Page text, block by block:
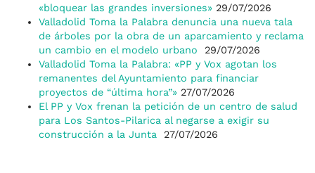
«bloquear las grandes inversiones» 29/07/2026
Valladolid Toma la Palabra denuncia una nueva tala
de árboles por la obra de un aparcamiento y reclama
un cambio en el modelo urbano
29/07/2026
Valladolid Toma la Palabra: «PP y Vox agotan los
remanentes del Ayuntamiento para financiar
proyectos de “última hora”» 27/07/2026
El PP y Vox frenan la petición de un centro de salud
para Los Santos-Pilarica al negarse a exigir su
construcción a la Junta
27/07/2026